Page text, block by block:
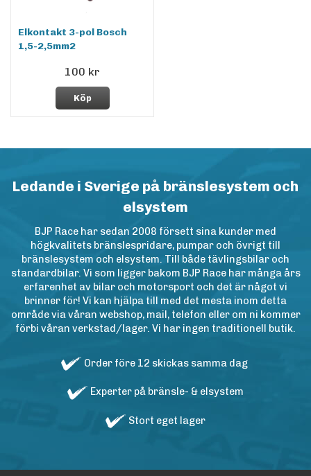
Elkontakt 3-pol Bosch
1,5-2,5mm2
100 kr
Köp
Ledande i Sverige på bränslesystem och
elsystem
BJP Race har sedan 2008 försett sina kunder med
högkvalitets bränslespridare, pumpar och övrigt till
bränslesystem och elsystem. Till både tävlingsbilar och
standardbilar. Vi som ligger bakom BJP Race har många års
erfarenhet av bilar och motorsport och det är något vi
brinner för! Vi kan hjälpa till med det mesta inom detta
område via våran webshop, mail, telefon eller om ni kommer
förbi våran verkstad/lager. Vi har ingen traditionell butik.
Order före 12 skickas samma dag
Experter på bränsle- & elsystem
Stort eget lager